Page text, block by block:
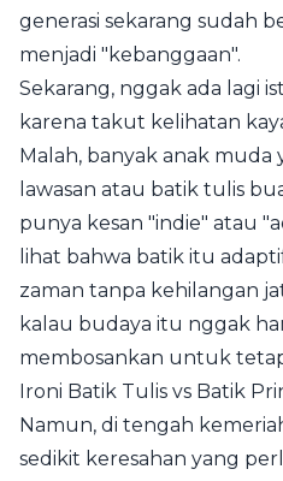
generasi sekarang sudah
menjadi "kebanggaan".
Sekarang, nggak ada lagi
karena takut kelihatan
Malah, banyak anak muda
lawasan atau batik tulis
punya kesan "indie" atau
lihat bahwa batik itu
zaman tanpa kehilangan
kalau budaya itu nggak
membosankan untuk
Ironi Batik Tulis vs Batik
Namun, di tengah
sedikit keresahan yang